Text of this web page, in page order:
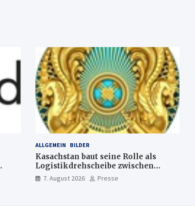
ALLGEMEIN BILDER
Kasachstan baut seine Rolle als
Logistikdrehscheibe zwischen
Europa und Asien aus
7. August 2026 Presse